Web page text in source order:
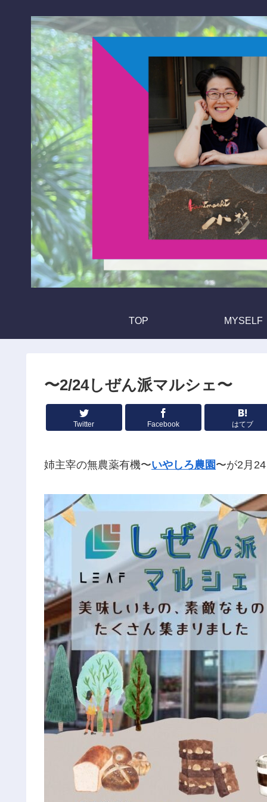
TOP MYSELF
〜2/24しぜん派マルシェ〜
Twitter Facebook はてブ
姉主宰の無農薬有機〜いやしろ農園〜が2月